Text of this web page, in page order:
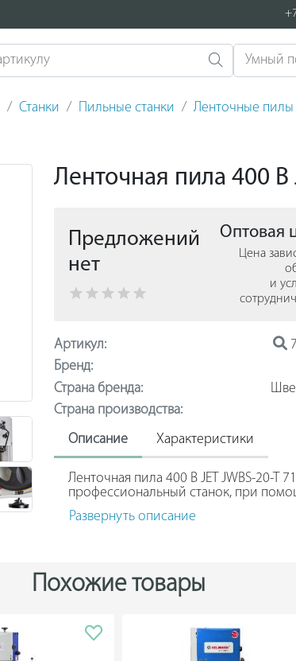
Станки Пильные станки Ленточные пилы
Ленточная пила 400 В
Предложений
нет
Оптовая
Цена
и
Артикул:
Бренд:
Страна бренда:
Страна производства:
Описание Характеристики
Ленточная пила 400 В JET JWBS-20-T
профессиональный станок, при
разделять деревянные заготовки
крепления рабочей поверхности
чугунные шкивы повышают плавность
Предусматриваются две скорости
Развернуть описание
Похожие товары